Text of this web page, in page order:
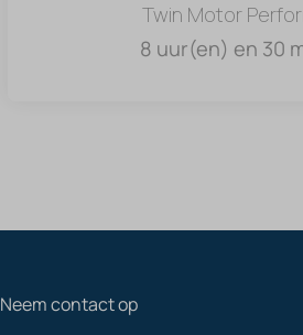
Twin Motor
8 uur(en) en 30
Neem contact op